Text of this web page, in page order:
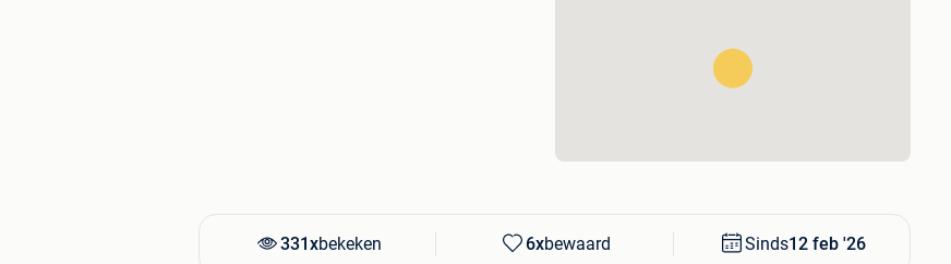
331xbekeken 6xbewaard Sinds12 feb '26